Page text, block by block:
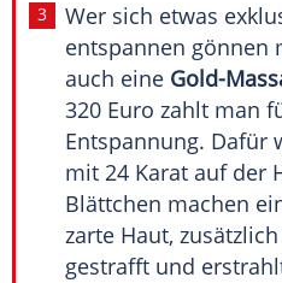
Wer sich etwas
entspannen gönnen
auch eine Gold-
320 Euro zahlt man
Entspannung. Dafür
mit 24 Karat auf der
Blättchen machen
zarte Haut,
gestrafft und